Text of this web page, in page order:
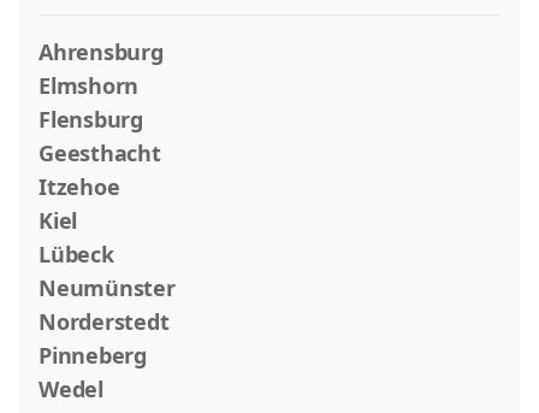
Ahrensburg
Elmshorn
Flensburg
Geesthacht
Itzehoe
Kiel
Lübeck
Neumünster
Norderstedt
Pinneberg
Wedel